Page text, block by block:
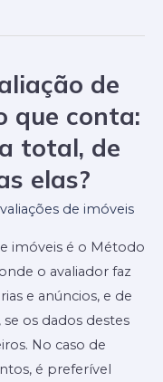
de
que conta:
total, de
elas?
de imóveis
imóveis é o Método
o avaliador faz
e anúncios, e de
os dados destes
No caso de
é preferível